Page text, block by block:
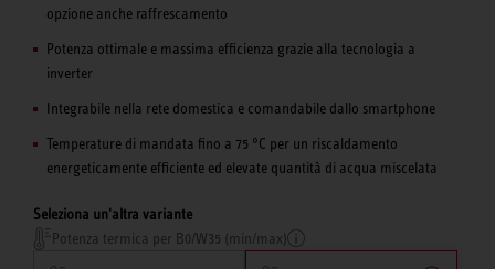
opzione anche raffrescamento
Potenza ottimale e massima efficienza grazie alla tecnologia a
inverter
Integrabile nella rete domestica e comandabile dallo smartphone
Temperature di mandata fino a 75 °C per un riscaldamento
energeticamente efficiente ed elevate quantità di acqua miscelata
Seleziona un'altra variante
Potenza termica per B0/W35 (min/max)